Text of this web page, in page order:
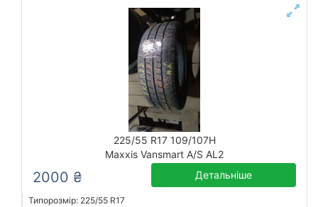
225/55 R17 109/107H
Maxxis Vansmart A/S AL2
2000 ₴ Детальніше
Типорозмір: 225/55 R17